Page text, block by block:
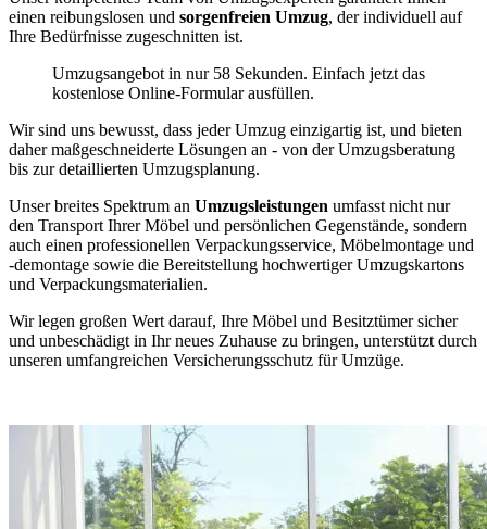
einen reibungslosen und sorgenfreien Umzug, der individuell auf
Ihre Bedürfnisse zugeschnitten ist.
Umzugsangebot in nur 58 Sekunden. Einfach jetzt das
kostenlose Online-Formular ausfüllen.
Wir sind uns bewusst, dass jeder Umzug einzigartig ist, und bieten
daher maßgeschneiderte Lösungen an - von der Umzugsberatung
bis zur detaillierten Umzugsplanung.
Unser breites Spektrum an Umzugsleistungen umfasst nicht nur
den Transport Ihrer Möbel und persönlichen Gegenstände, sondern
auch einen professionellen Verpackungsservice, Möbelmontage und
-demontage sowie die Bereitstellung hochwertiger Umzugskartons
und Verpackungsmaterialien.
Wir legen großen Wert darauf, Ihre Möbel und Besitztümer sicher
und unbeschädigt in Ihr neues Zuhause zu bringen, unterstützt durch
unseren umfangreichen Versicherungsschutz für Umzüge.